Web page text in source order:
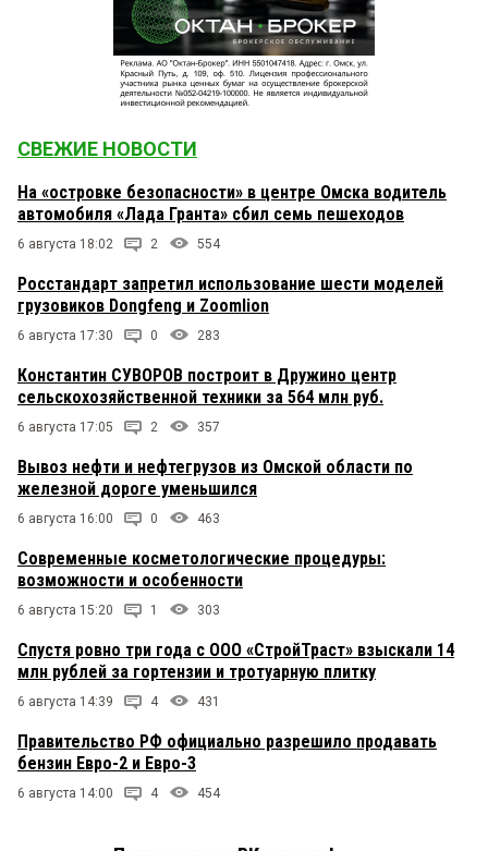
СВЕЖИЕ НОВОСТИ
На «островке безопасности» в центре Омска водитель
автомобиля «Лада Гранта» сбил семь пешеходов
6 августа 18:02 2 554
Росстандарт запретил использование шести моделей
грузовиков Dongfeng и Zoomlion
6 августа 17:30 0 283
Константин СУВОРОВ построит в Дружино центр
сельскохозяйственной техники за 564 млн руб.
6 августа 17:05 2 357
Вывоз нефти и нефтегрузов из Омской области по
железной дороге уменьшился
6 августа 16:00 0 463
Современные косметологические процедуры:
возможности и особенности
6 августа 15:20 1 303
Спустя ровно три года с ООО «СтройТраст» взыскали 14
млн рублей за гортензии и тротуарную плитку
6 августа 14:39 4 431
Правительство РФ официально разрешило продавать
бензин Евро-2 и Евро-3
6 августа 14:00 4 454